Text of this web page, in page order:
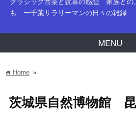
クラシック音楽と読書の感想 家族と
も 一千葉サラリーマンの日々の雑録
MENU
home Home »
茨城県自然博物館